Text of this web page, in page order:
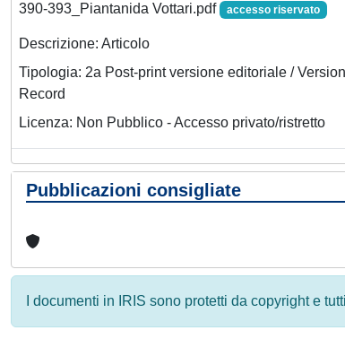
390-393_Piantanida Vottari.pdf accesso riservato
Descrizione: Articolo
Tipologia: 2a Post-print versione editoriale /
Record
Licenza: Non Pubblico - Accesso privato/ristretto
Pubblicazioni consigliate
I documenti in IRIS sono protetti da copyright e